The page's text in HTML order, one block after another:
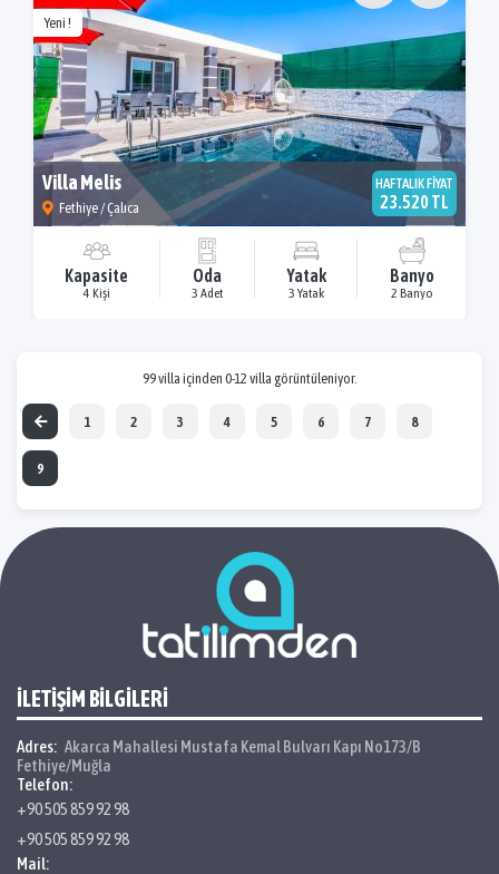
Yeni !
Villa Melis
Fethiye / Çalıca
HAFTALIK FİYAT
23.520 TL
Kapasite
4 Kişi
Oda
3 Adet
Yatak
3 Yatak
Banyo
2 Banyo
99 villa içinden 0-12 villa görüntüleniyor.
1 2 3 4 5 6 7 8
9
İLETİŞİM BİLGİLERİ
Adres: Akarca Mahallesi Mustafa Kemal Bulvarı Kapı No173/B
Fethiye/Muğla
Telefon:
+90 505 859 92 98
+90 505 859 92 98
Mail: